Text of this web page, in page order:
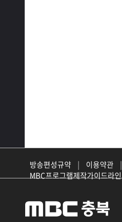
방송편성규약 | 이용약관 |
MBC프로그램제작가이드라인